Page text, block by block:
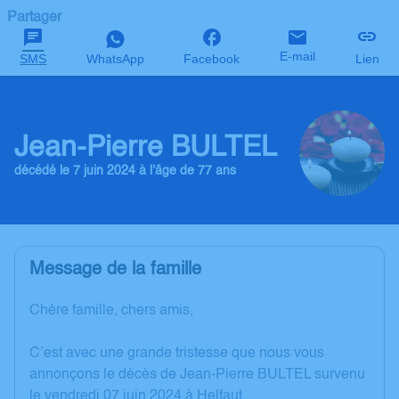
Partager
SMS WhatsApp Facebook E-mail Lien
Jean-Pierre BULTEL
décédé le 7 juin 2024 à l'âge de 77 ans
Message de la famille
Chère famille, chers amis,
C’est avec une grande tristesse que nous vous
annonçons le décès de Jean-Pierre BULTEL survenu